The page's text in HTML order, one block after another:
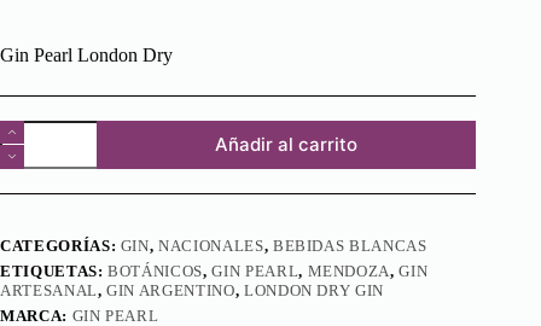
Gin Pearl London Dry
Gin
Pearl
London
Dry
Añadir al carrito
CATEGORÍAS: GIN,NACIONALES, BEBIDAS BLANCAS
ETIQUETAS:BOTÁNICOS,GIN PEARL, MENDOZA,GIN
ARTESANAL,GIN ARGENTINO, LONDON DRY GIN
MARCA: GIN PEARL